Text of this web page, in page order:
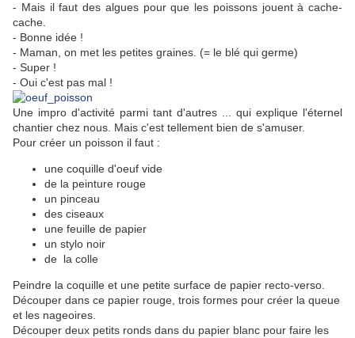
- Mais il faut des algues pour que les poissons jouent à cache-
cache.
- Bonne idée !
- Maman, on met les petites graines. (= le blé qui germe)
- Super !
- Oui c'est pas mal !
Une impro d'activité parmi tant d'autres ... qui explique l'éternel
chantier chez nous. Mais c'est tellement bien de s'amuser.
Pour créer un poisson il faut :
une coquille d'oeuf vide
de la peinture rouge
un pinceau
des ciseaux
une feuille de papier
un stylo noir
de la colle
Peindre la coquille et une petite surface de papier recto-verso.
Découper dans ce papier rouge, trois formes pour créer la queue
et les nageoires.
Découper deux petits ronds dans du papier blanc pour faire les